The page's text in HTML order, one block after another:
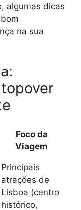
algumas dicas
na sua
Foco da
Viagem
Principais
atrações de
Lisboa (centro
histórico,